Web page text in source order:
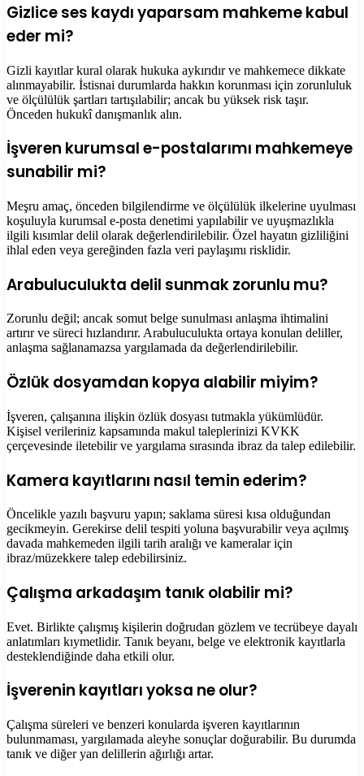
Gizlice ses kaydı yaparsam mahkeme kabul
eder mi?
Gizli kayıtlar kural olarak hukuka aykırıdır ve mahkemece dikkate
alınmayabilir. İstisnai durumlarda hakkın korunması için zorunluluk
ve ölçülülük şartları tartışılabilir; ancak bu yüksek risk taşır.
Önceden hukukî danışmanlık alın.
İşveren kurumsal e-postalarımı mahkemeye
sunabilir mi?
Meşru amaç, önceden bilgilendirme ve ölçülülük ilkelerine uyulması
koşuluyla kurumsal e-posta denetimi yapılabilir ve uyuşmazlıkla
ilgili kısımlar delil olarak değerlendirilebilir. Özel hayatın gizliliğini
ihlal eden veya gereğinden fazla veri paylaşımı risklidir.
Arabuluculukta delil sunmak zorunlu mu?
Zorunlu değil; ancak somut belge sunulması anlaşma ihtimalini
artırır ve süreci hızlandırır. Arabuluculukta ortaya konulan deliller,
anlaşma sağlanamazsa yargılamada da değerlendirilebilir.
Özlük dosyamdan kopya alabilir miyim?
İşveren, çalışanına ilişkin özlük dosyası tutmakla yükümlüdür.
Kişisel verileriniz kapsamında makul taleplerinizi KVKK
çerçevesinde iletebilir ve yargılama sırasında ibraz da talep edilebilir.
Kamera kayıtlarını nasıl temin ederim?
Öncelikle yazılı başvuru yapın; saklama süresi kısa olduğundan
gecikmeyin. Gerekirse delil tespiti yoluna başvurabilir veya açılmış
davada mahkemeden ilgili tarih aralığı ve kameralar için
ibraz/müzekkere talep edebilirsiniz.
Çalışma arkadaşım tanık olabilir mi?
Evet. Birlikte çalışmış kişilerin doğrudan gözlem ve tecrübeye dayalı
anlatımları kıymetlidir. Tanık beyanı, belge ve elektronik kayıtlarla
desteklendiğinde daha etkili olur.
İşverenin kayıtları yoksa ne olur?
Çalışma süreleri ve benzeri konularda işveren kayıtlarının
bulunmaması, yargılamada aleyhe sonuçlar doğurabilir. Bu durumda
tanık ve diğer yan delillerin ağırlığı artar.